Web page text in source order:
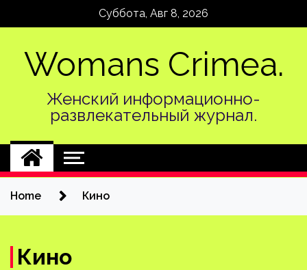
Суббота, Авг 8, 2026
Womans Crimea.
Женский информационно-
развлекательный журнал.
Home Кино
Кино